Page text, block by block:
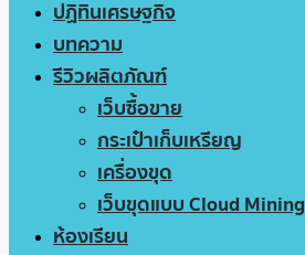
ปฏิทินเศรษฐกิจ
บทความ
รีวิวผลิตภัณฑ์
เว็บซื้อขาย
กระเป๋าเก็บเหรียญ
เครื่องขุด
เว็บขุดแบบ Cloud Mining
ห้องเรียน